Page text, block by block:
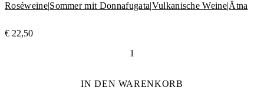
Roséweine|Sommer mit Donnafugata|Vulkanische Weine|Ätna
€ 22,50
IN DEN WARENKORB